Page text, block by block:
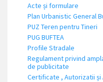
Acte și formulare
Plan Urbanistic General
PUZ Teren pentru Tineri
PUG BUFTEA
Profile Stradale
Regulament privind
de publicitate
Certificate , Autorizatii și